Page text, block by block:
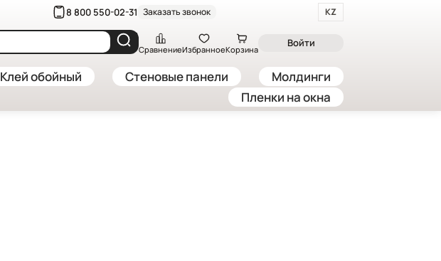
8 800 550-02-31 Заказать звонок KZ
СравнениеИзбранноеКорзина
Войти
Клей обойный Стеновые панели
Молдинги
Пленки на окна